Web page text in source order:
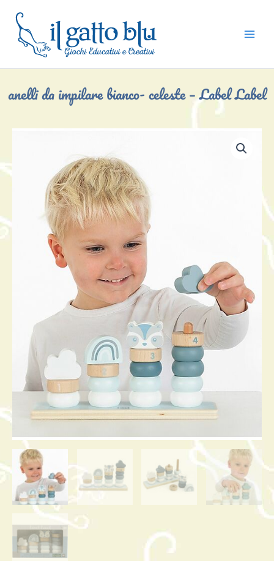
contenuto
anelli da impilare bianco- celeste – Label Label